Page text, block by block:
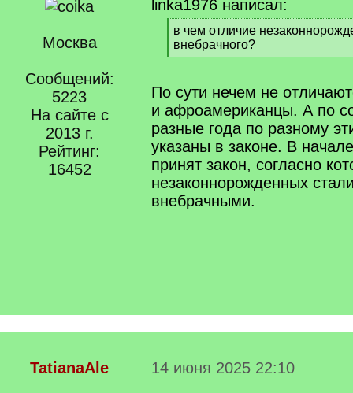
Москва
Сообщений:
5223
На сайте с
2013 г.
Рейтинг:
16452
linka1976 написал:
[
q
]
в чем отличие
внебрачного?
[
q
По сути нечем не
и афроамериканцы. А по
разные года по разному
указаны в законе. В
принят закон, согласно
незаконнорожденных
внебрачными.
TatianaAle
14 июня 2025 22:10